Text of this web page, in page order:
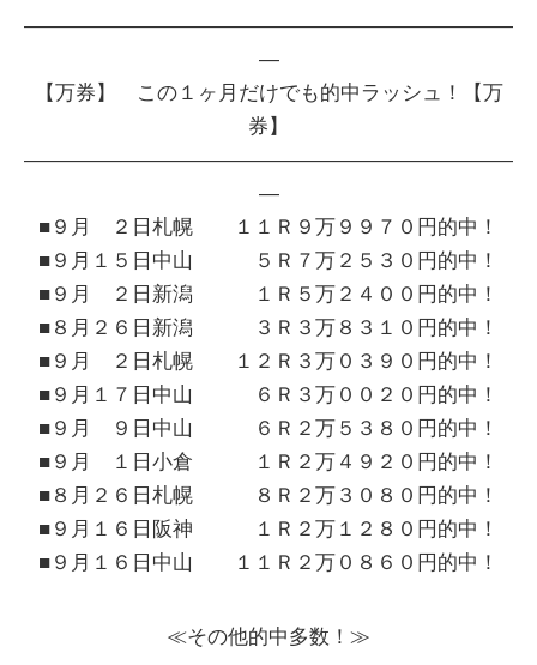
――――――――――――――――――――――――
―
【万券】 この１ヶ月だけでも的中ラッシュ！【万
券】
――――――――――――――――――――――――
―
■９月 ２日札幌
１１Ｒ９万９９７０円的中！
■９月１５日中山
５Ｒ７万２５３０円的中！
■９月 ２日新潟
１Ｒ５万２４００円的中！
■８月２６日新潟
３Ｒ３万８３１０円的中！
■９月 ２日札幌
１２Ｒ３万０３９０円的中！
■９月１７日中山
６Ｒ３万００２０円的中！
■９月 ９日中山
６Ｒ２万５３８０円的中！
■９月 １日小倉
１Ｒ２万４９２０円的中！
■８月２６日札幌
８Ｒ２万３０８０円的中！
■９月１６日阪神
１Ｒ２万１２８０円的中！
■９月１６日中山
１１Ｒ２万０８６０円的中！
≪その他的中多数！≫